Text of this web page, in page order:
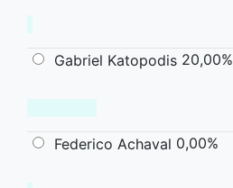
Gabriel Katopodis 20,00%
Federico Achaval 0,00%